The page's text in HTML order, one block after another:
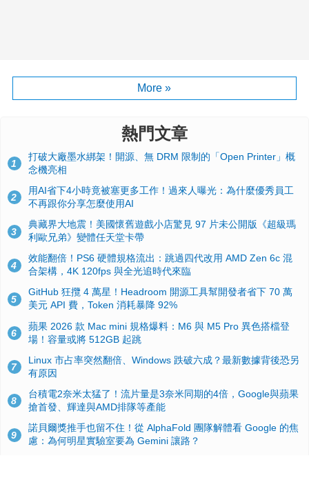
More »
熱門文章
1
打破大廠墨水綁架！開源、無 DRM 限制的「Open Printer」概
念機亮相
2
用AI省下4小時竟被塞更多工作！過來人曝光：為什麼優秀員工
不再跟你分享怎麼使用AI
3
典藏界大地震！美國懷舊遊戲小店驚見 97 片未公開版《超級瑪
利歐兄弟》變體任天堂卡帶
4
效能翻倍！PS6 硬體規格流出：跳過四代改用 AMD Zen 6c 混
合架構，4K 120fps 與全光追時代來臨
5
GitHub 狂攬 4 萬星！Headroom 開源工具幫開發者省下 70 萬
美元 API 費，Token 消耗暴降 92%
6
蘋果 2026 款 Mac mini 規格爆料：M6 與 M5 Pro 異色搭檔登
場！容量或將 512GB 起跳
7
Linux 市占率突然翻倍、Windows 跌破六成？最新數據背後恐另
有原因
8
台積電2奈米太猛了！流片量是3奈米同期的4倍，Google與蘋果
搶首發、輝達與AMD排隊等產能
9
諾貝爾獎推手也留不住！從 AlphaFold 團隊解體看 Google 的焦
慮：為何明星實驗室要為 Gemini 讓路？